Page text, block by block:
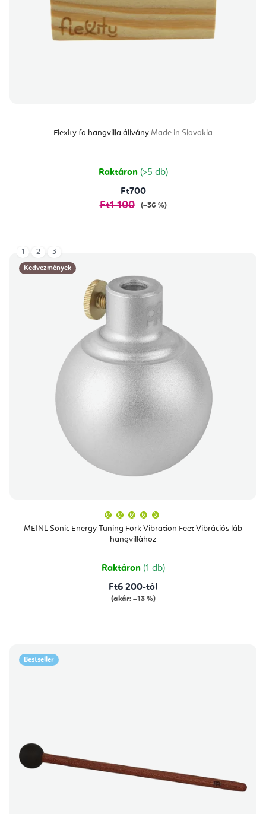
Flexity fa hangvilla állvány Made in Slovakia
Raktáron (>5 db)
Ft700
Ft1 100 (–36 %)
Kedvezmények
MEINL Sonic Energy Tuning Fork Vibration Feet Vibrációs láb
hangvillához
átlagos
értékelése
csillag.
Raktáron (1 db)
Ft6 200-tól
(akár: –13 %)
1 2 3
Bestseller